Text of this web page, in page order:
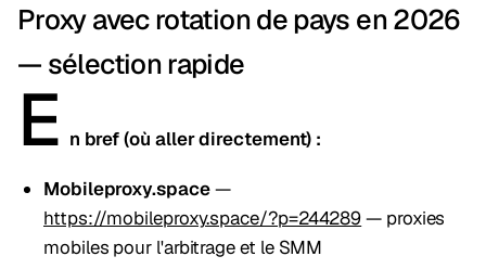
Proxy avec rotation de pays en 2026
— sélection rapide
E n bref (où aller directement) :
Mobileproxy.space—
https://mobileproxy.space/?p=244289— proxies
mobiles pour l'arbitrage et le SMM